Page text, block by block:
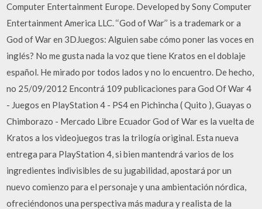
Computer Entertainment Europe. Developed by Sony Computer
Entertainment America LLC. ‘‘God of War’’ is a trademark or a
God of War en 3DJuegos: Alguien sabe cómo poner las voces en
inglés? No me gusta nada la voz que tiene Kratos en el doblaje
español. He mirado por todos lados y no lo encuentro. De hecho,
no 25/09/2012 Encontrá 109 publicaciones para God Of War 4
- Juegos en PlayStation 4 - PS4 en Pichincha ( Quito ), Guayas o
Chimborazo - Mercado Libre Ecuador God of War es la vuelta de
Kratos a los videojuegos tras la trilogía original. Esta nueva
entrega para PlayStation 4, si bien mantendrá varios de los
ingredientes indivisibles de su jugabilidad, apostará por un
nuevo comienzo para el personaje y una ambientación nórdica,
ofreciéndonos una perspectiva más madura y realista de la